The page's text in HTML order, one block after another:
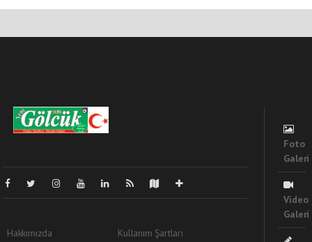
Hakkımızda
Kullanım Şartları
Foto
Galeri
Video
Galeri